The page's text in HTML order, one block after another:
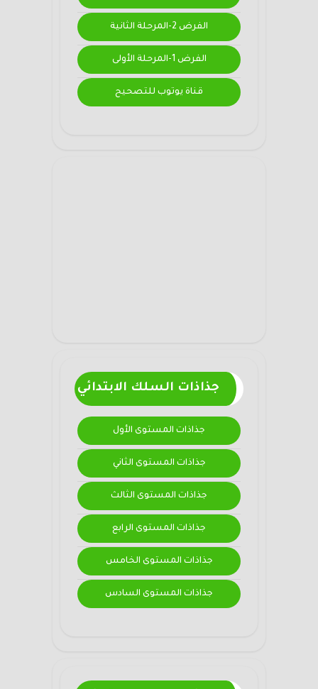
الفرض 2-المرحلة الثانية
الفرض 1-المرحلة الأولى
قناة يوتوب للتصحيح
جذاذات السلك الابتدائي
جذاذات المستوى الأول
جذاذات المستوى الثاني
جذاذات المستوى الثالث
جذاذات المستوى الرابع
جذاذات المستوى الخامس
جذاذات المستوى السادس